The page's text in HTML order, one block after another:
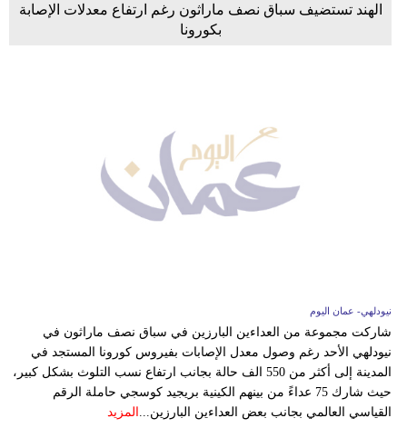
الهند تستضيف سباق نصف ماراثون رغم ارتفاع معدلات الإصابة
بكورونا
نيودلهي- عمان اليوم
شاركت مجموعة من العداءين البارزين في سباق نصف ماراثون في
نيودلهي الأحد رغم وصول معدل الإصابات بفيروس كورونا المستجد في
المدينة إلى أكثر من 550 الف حالة بجانب ارتفاع نسب التلوث بشكل كبير،
حيث شارك 75 عداءً من بينهم الكينية بريجيد كوسجي حاملة الرقم
القياسي العالمي بجانب بعض العداءين البارزين...
المزيد